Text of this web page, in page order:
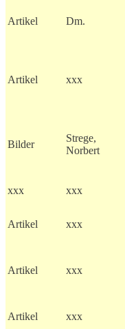
Artikel Dm.
Artikel xxx
Bilder
Strege,
Norbert
xxx xxx
Artikel xxx
Artikel xxx
Artikel xxx